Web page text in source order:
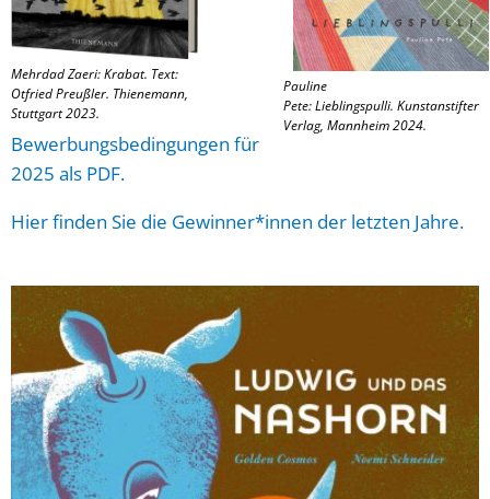
Mehrdad Zaeri: Krabat. Text:
Otfried Preußler. Thienemann,
Stuttgart 2023.
Pauline
Pete:Lieblingspulli. Kunstanstifter
Verlag, Mannheim 2024.
Bewerbungsbedingungen für
2025 als PDF.
Hier finden Sie die Gewinner*innen der letzten Jahre.